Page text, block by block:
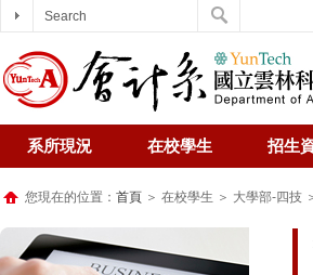
系所現況 在校學生 招生
您現在的位置： 首頁 ＞ 在校學生 ＞ 大學部-四技
Search